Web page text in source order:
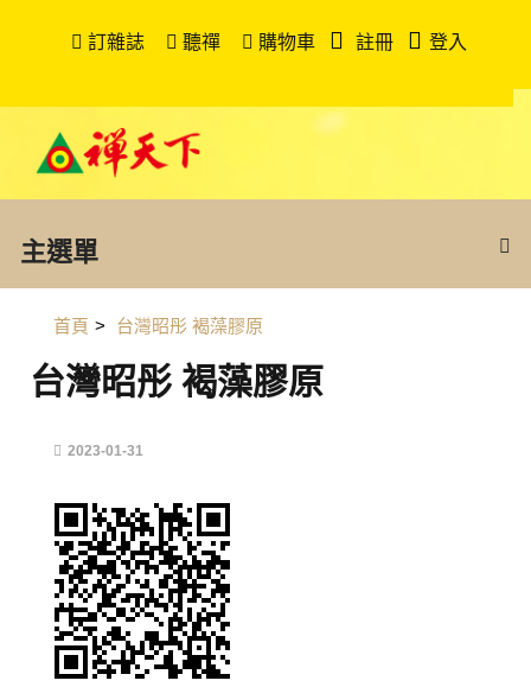
訂雜誌 聽禪 購物車 註冊 登入
主選單
首頁 > 台灣昭彤 褐藻膠原
台灣昭彤 褐藻膠原
2023-01-31